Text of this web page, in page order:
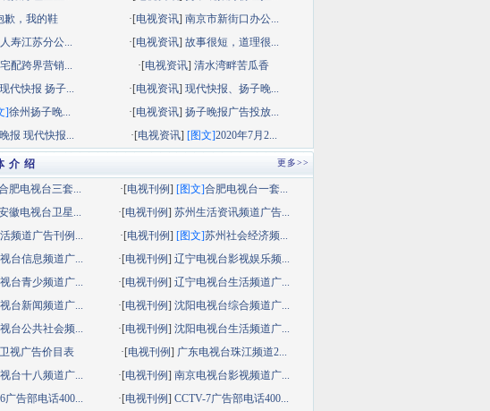
歉，我的鞋 ·[电视资讯] 南京市新街口办公...
寿江苏分公... ·[电视资讯] 故事很短，道理很...
配跨界营销... ·[电视资讯]清水湾畔苦瓜香
代快报 扬子... ·[电视资讯] 现代快报、扬子晚...
]徐州扬子晚... ·[电视资讯] 扬子晚报广告投放...
报 现代快报... ·[电视资讯] [图文]2020年7月2...
更多>>
介 绍
肥电视台三套... ·[电视刊例] [图文]合肥电视台一套...
徽电视台卫星... ·[电视刊例] 苏州生活资讯频道广告...
频道广告刊例... ·[电视刊例] [图文]苏州社会经济频...
台信息频道广... ·[电视刊例] 辽宁电视台影视娱乐频...
台青少频道广... ·[电视刊例] 辽宁电视台生活频道广...
台新闻频道广... ·[电视刊例] 沈阳电视台综合频道广...
台公共社会频... ·[电视刊例] 沈阳电视台生活频道广...
视广告价目表 ·[电视刊例] 广东电视台珠江频道2...
台十八频道广... ·[电视刊例] 南京电视台影视频道广...
广告部电话400... ·[电视刊例]CCTV-7广告部电话400...